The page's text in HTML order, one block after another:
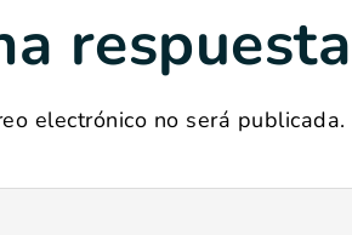
respuesta
electrónico no será publicada.